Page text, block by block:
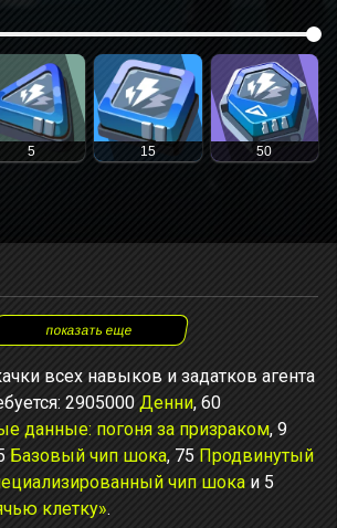
5 15 50
показать еще
всех навыков и задатков агента
2905000 Денни, 60
данные: погоня за призраком, 9
Базовый чип шока, 75 Продвинутый
чип шока и 5
клетку».